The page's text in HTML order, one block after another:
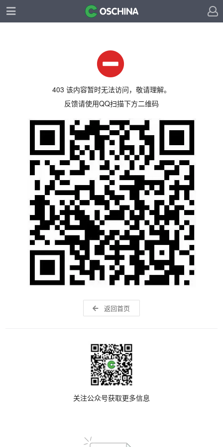
403 该内容暂时无法访问，敬请理解。
反馈请使用QQ扫描下方二维码
返回首页
关注公众号获取更多信息